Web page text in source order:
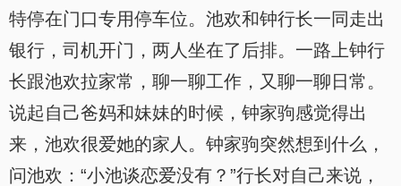
特停在门口专用停车位。池欢和钟行长一同走出
银行，司机开门，两人坐在了后排。一路上钟行
长跟池欢拉家常，聊一聊工作，又聊一聊日常。
说起自己爸妈和妹妹的时候，钟家驹感觉得出
来，池欢很爱她的家人。钟家驹突然想到什么，
问池欢：“小池谈恋爱没有？”行长对自己来说，